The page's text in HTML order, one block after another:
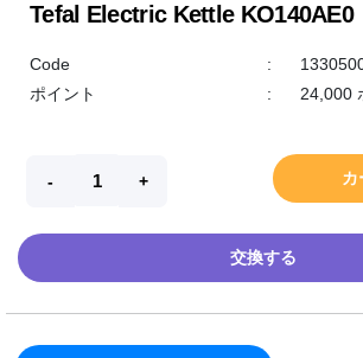
Tefal Electric Kettle KO140AE0
Code :
ポイント
: 24,000
カ
交換する